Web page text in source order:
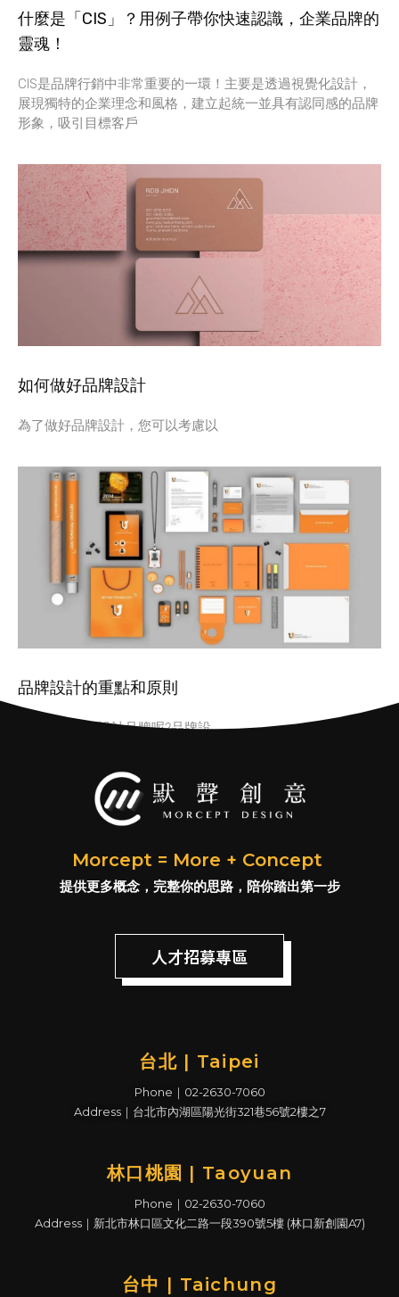
什麼是「CIS」？用例子帶你快速認識，企業品牌的
靈魂！
CIS是品牌行銷中非常重要的一環！主要是透過視覺化設計，
展現獨特的企業理念和風格，建立起統一並具有認同感的品牌
形象，吸引目標客戶
如何做好品牌設計
為了做好品牌設計，您可以考慮以
品牌設計的重點和原則
企業為什麼要設計品牌呢?品牌設
Morcept = More + Concept
提供更多概念，完整你的思路，陪你踏出第一步
人才招募專區
台北 | Taipei
Phone｜02-2630-7060
Address｜台北市內湖區陽光街321巷56號2樓之7
林口桃園 | Taoyuan
Phone｜02-2630-7060
Address｜新北市林口區文化二路一段390號5樓 (林口新創園A7)
台中 | Taichung